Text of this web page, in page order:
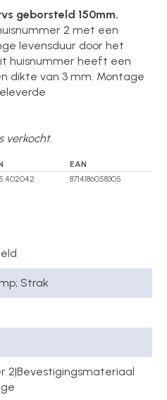
geborsteld 150mm.
2 met een
levensduur door het
huisnummer heeft een
dikte van 3 mm. Montage
verkocht.
EAN
8714186058305
Strak
2|Bevestigingsmateriaal